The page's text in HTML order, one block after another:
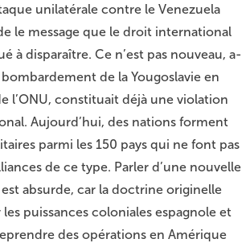
unilatérale contre le Venezuela
le message que le droit international
à disparaître. Ce n’est pas nouveau, a-
de la Yougoslavie en
l’ONU, constituait déjà une violation
Aujourd’hui, des nations forment
parmi les 150 pays qui ne font pas
de ce type. Parler d’une nouvelle
absurde, car la doctrine originelle
puissances coloniales espagnole et
des opérations en Amérique